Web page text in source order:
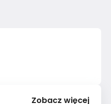
Zobacz więcej